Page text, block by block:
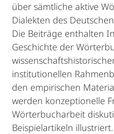
über sämtliche aktive
Dialekten des
Die Beiträge enthalten
Geschichte der
institutionellen
den empirischen
werden konzeptionelle
Wörterbucharbeit
Beispielartikeln